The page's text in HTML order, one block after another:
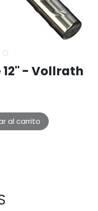
- Vollrath
al carrito